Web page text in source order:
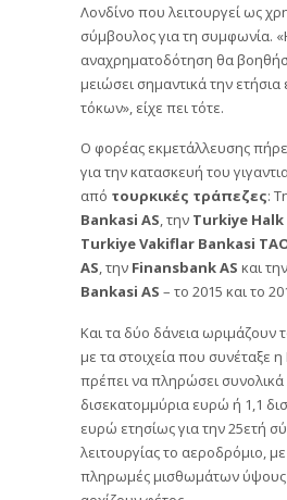
Λονδίνο που λειτουργεί ως
σύμβουλος για τη συμφωνία.
αναχρηματοδότηση θα
μειώσει σημαντικά την
τόκων», είχε πει τότε.
Ο φορέας εκμετάλλευσης
για την κατασκευή του
από τουρκικές τράπεζες:
Bankasi AS, την Turkiye Halk
Turkiye Vakiflar Bankasi
AS, την Finansbank AS και την
Bankasi AS – το 2015 και το
Και τα δύο δάνεια ωριμάζουν
με τα στοιχεία που συνέταξε
πρέπει να πληρώσει συνολικά
δισεκατομμύρια ευρώ ή 1,1
ευρώ ετησίως για την 25ετή
λειτουργίας το αεροδρόμιο,
πληρωμές μισθωμάτων ύψους